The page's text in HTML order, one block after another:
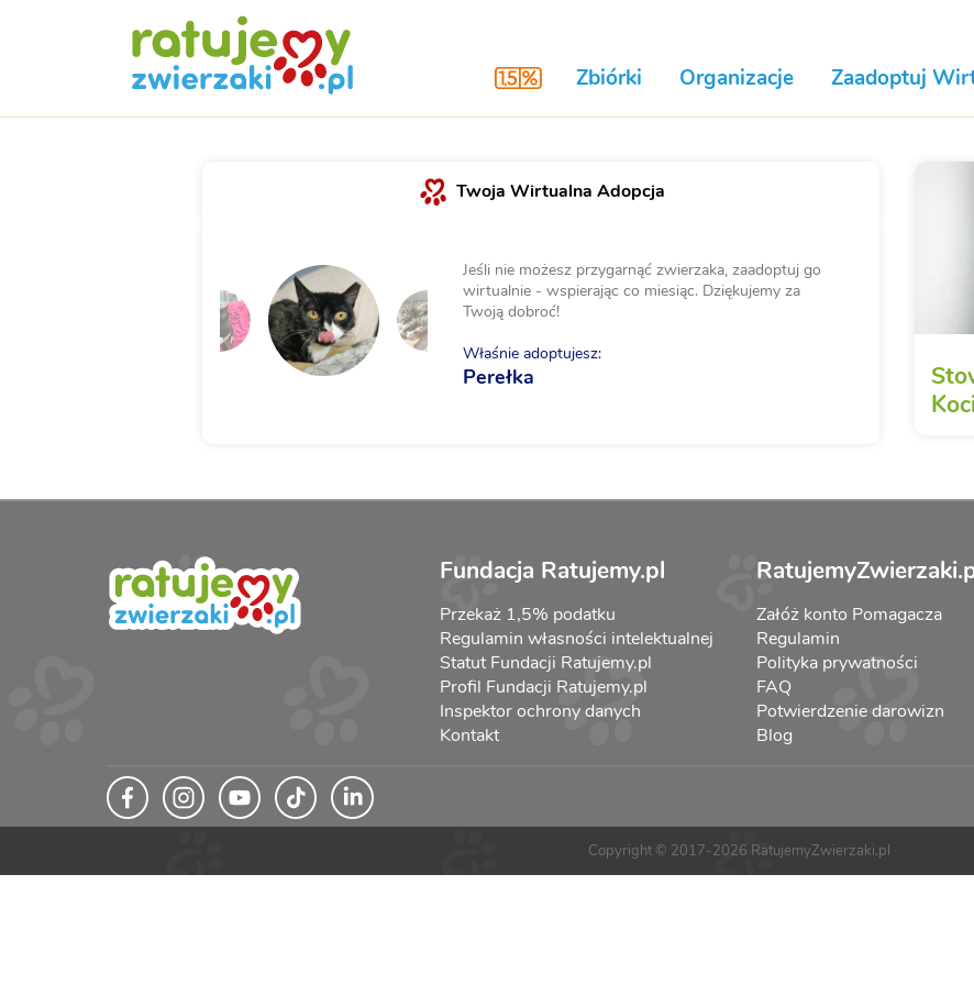
Zbiórki Organizacje Zaadoptuj
Twoja Wirtualna Adopcja
Jeśli nie możesz przygarnąć zwierzaka, zaadoptuj go
wirtualnie - wspierając co miesiąc. Dziękujemy za
Twoją dobroć!
Właśnie adoptujesz:
Perełka
Fundacja Ratujemy.pl
Przekaż 1,5% podatku
Regulamin własności intelektualnej
Statut Fundacji Ratujemy.pl
Profil Fundacji Ratujemy.pl
Inspektor ochrony danych
Kontakt
Załóż konto Pomagacza
Regulamin
Polityka prywatności
FAQ
Potwierdzenie darowizn
Blog
Copyright © 2017-2026 RatujemyZwierzaki.pl